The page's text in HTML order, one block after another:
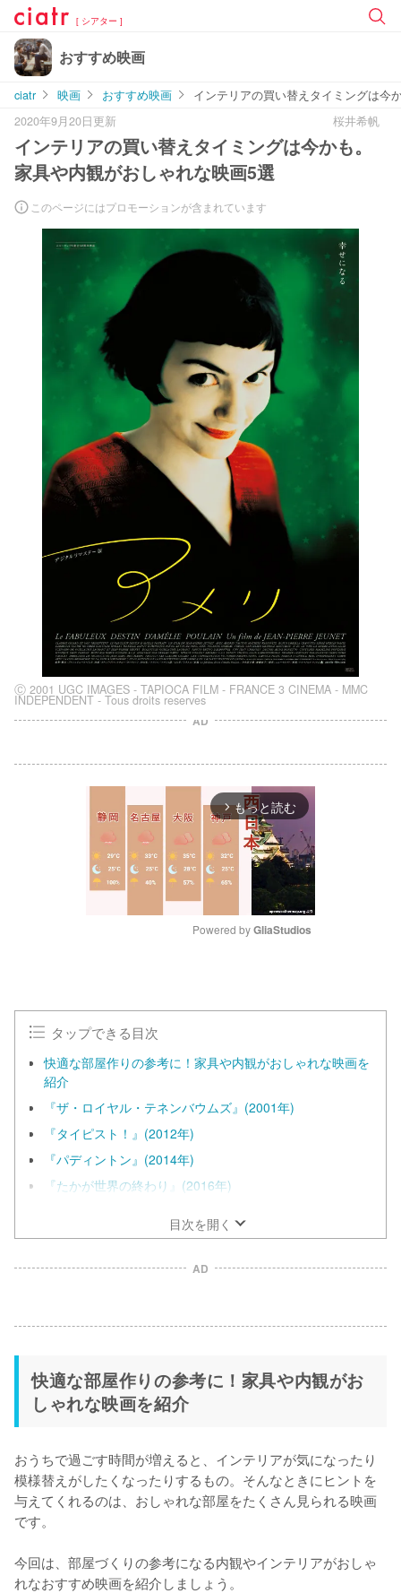
[ シアター ]
おすすめ映画
ciatr 映画 おすすめ映画
インテリアの買い替えタイミングは今
2020年9月20日更新
桜井希帆
インテリアの買い替えタイミングは今かも。
家具や内観がおしゃれな映画5選
このページにはプロモーションが含まれています
Ⓒ 2001 UGC IMAGES - TAPIOCA FILM - FRANCE 3 CINEMA - MMC
INDEPENDENT - Tous droits reserves
AD
arrow_forward_ios もっと読む
Powered by GliaStudios
タップできる目次
快適な部屋作りの参考に！家具や内観がおしゃれな映画を
紹介
『ザ・ロイヤル・テネンバウムズ』(2001年)
『タイピスト！』(2012年)
『パディントン』(2014年)
『たかが世界の終わり』(2016年)
目次を開く
AD
快適な部屋作りの参考に！家具や内観がお
しゃれな映画を紹介
おうちで過ごす時間が増えると、インテリアが気になったり
模様替えがしたくなったりするもの。そんなときにヒントを
与えてくれるのは、おしゃれな部屋をたくさん見られる映画
です。
今回は、部屋づくりの参考になる内観やインテリアがおしゃ
れなおすすめ映画を紹介しましょう。